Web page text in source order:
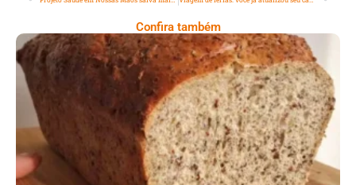
Confira também
Comer Bem: Pão Low Carb